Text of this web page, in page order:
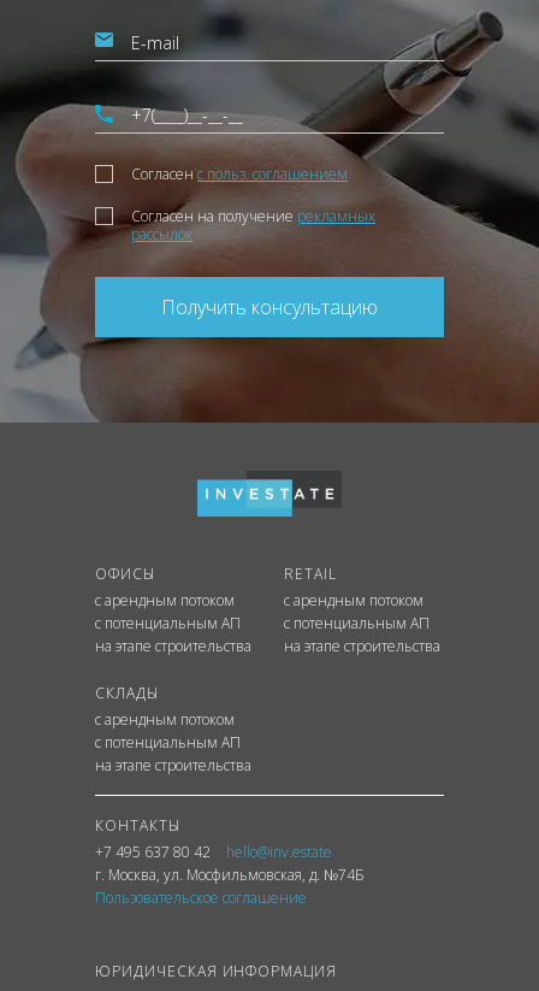
Согласен с польз. соглашением
Согласен на получение рекламных
рассылок
Получить консультацию
ОФИСЫ
с арендным потоком
с потенциальным АП
на этапе строительства
RETAIL
с арендным потоком
с потенциальным АП
на этапе строительства
СКЛАДЫ
с арендным потоком
с потенциальным АП
на этапе строительства
КОНТАКТЫ
+7 495 637 80 42
hello@inv.estate
г. Москва, ул. Мосфильмовская, д. №74Б
Пользовательское соглашение
ЮРИДИЧЕСКАЯ ИНФОРМАЦИЯ